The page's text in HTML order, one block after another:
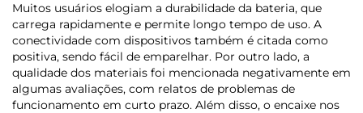
Muitos usuários elogiam a durabilidade da bateria, que
carrega rapidamente e permite longo tempo de uso. A
conectividade com dispositivos também é citada como
positiva, sendo fácil de emparelhar. Por outro lado, a
qualidade dos materiais foi mencionada negativamente em
algumas avaliações, com relatos de problemas de
funcionamento em curto prazo. Além disso, o encaixe nos